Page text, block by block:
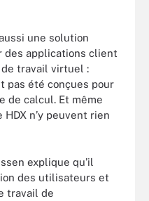
une solution
applications client
de travail virtuel :
pas été conçues pour
de calcul. Et même
n’y peuvent rien
explique qu’il
des utilisateurs et
travail de